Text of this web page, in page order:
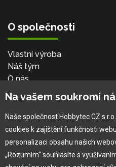
O společnosti
Vlastní výroba
Náš tým
O nás
Pro zákazníka
Obchodní podmínky
Věrnostní program
Jak na reklamaci
Na vašem soukromí
Naše společnost Hobbytec CZ
cookies k zajištění funkčnosti
personalizaci obsahu našich
„Rozumím“ souhlasíte s